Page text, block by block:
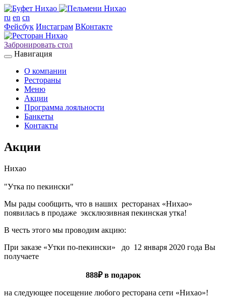
ru en cn
Фейсбук Инстаграм ВКонтакте
Забронировать стол
Навигация
О компании
Рестораны
Меню
Акции
Программа лояльности
Банкеты
Контакты
Акции
Нихао
"Утка по пекински"
Мы рады сообщить, что в наших ресторанах «Нихао»
появилась в продаже эксклюзивная пекинская утка!
В честь этого мы проводим акцию:
При заказе «Утки по-пекински» до 12 января 2020 года Вы
получаете
888₽ в подарок
на следующее посещение любого ресторана сети «Нихао»!